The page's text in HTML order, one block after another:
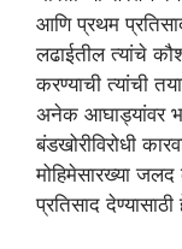
आणि प्रथम
लढाईतील त्यांचे
करण्याची त्यांची
अनेक आघाड्यांवर
बंडखोरीविरोधी
मोहिमेसारख्या जलद
प्रतिसाद